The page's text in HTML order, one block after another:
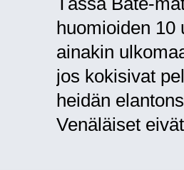
huomioiden 10
ainakin
jos kokisivat
heidän
Venäläiset